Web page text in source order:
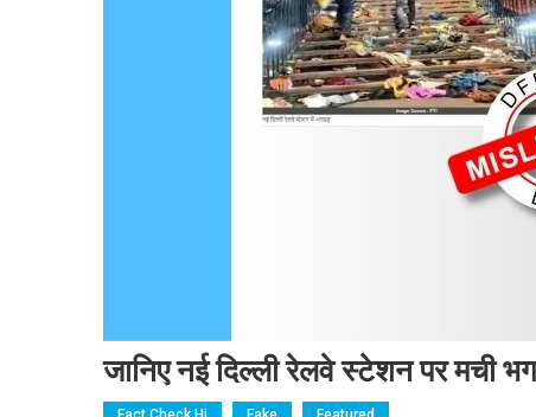
जानिए नई दिल्ली रेलवे स्टेशन पर मची